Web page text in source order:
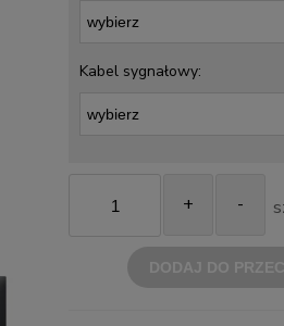
Kabel sygnałowy:
+ -